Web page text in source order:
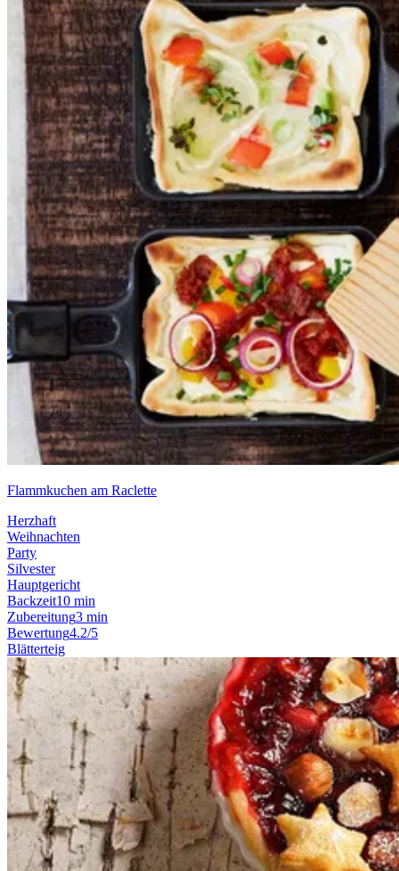
Flammkuchen am Raclette
Herzhaft
Weihnachten
Party
Silvester
Hauptgericht
Backzeit10 min
Zubereitung3 min
Bewertung4.2/5
Blätterteig